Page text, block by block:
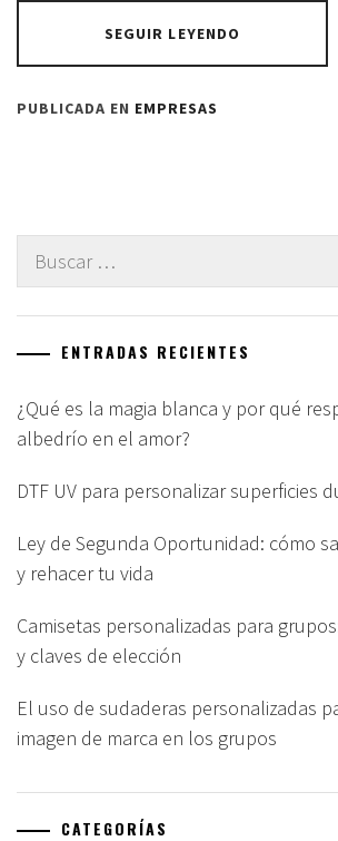
SEGUIR LEYENDO
PUBLICADA EN EMPRESAS
Buscar:
ENTRADAS RECIENTES
¿Qué es la magia blanca y por qué
albedrío en el amor?
DTF UV para personalizar superficies
Ley de Segunda Oportunidad: cómo
y rehacer tu vida
Camisetas personalizadas para
y claves de elección
El uso de sudaderas personalizadas
imagen de marca en los grupos
CATEGORÍAS